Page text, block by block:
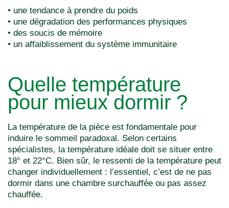
• une tendance à prendre du poids
• une dégradation des performances physiques
• des soucis de mémoire
• un affaiblissement du système immunitaire
Quelle température
pour mieux dormir ?
La température de la pièce est fondamentale pour
induire le sommeil paradoxal. Selon certains
spécialistes, la température idéale doit se situer entre
18° et 22°C. Bien sûr, le ressenti de la température peut
changer individuellement : l’essentiel, c’est de ne pas
dormir dans une chambre surchauffée ou pas assez
chauffée.